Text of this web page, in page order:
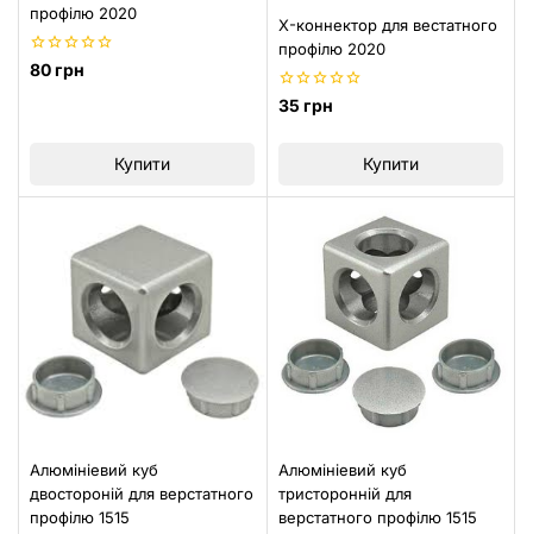
профілю 2020
0
з
80грн
Купити
X-коннектор для вестатного
профілю 2020
0
з
35грн
Купити
Алюмініевий куб
двостороній для верстатного
профілю 1515
Алюмініевий куб
тристоронній для
верстатного профілю 1515